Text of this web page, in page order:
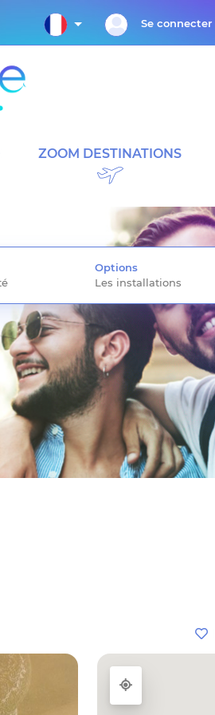
Se connecter
ZOOM DESTINATIONS
Options